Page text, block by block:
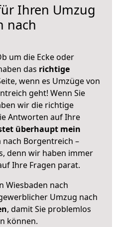
Ihren Umzug
nach
um die Ecke oder
das richtige
wenn es Umzüge von
geht! Wenn Sie
wir die richtige
Antworten auf Ihre
überhaupt mein
nach Borgentreich –
denn wir haben immer
Ihre Fragen parat.
Wiesbaden nach
Umzug nach
, damit Sie problemlos
können.